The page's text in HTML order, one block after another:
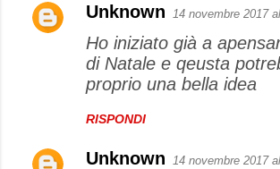
Unknown 14 novembre 2017
Ho iniziato già a
di Natale e qeusta
proprio una bella idea
RISPONDI
Unknown 14 novembre 2017